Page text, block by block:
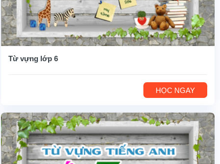
Từ vựng lớp 6
HỌC NGAY